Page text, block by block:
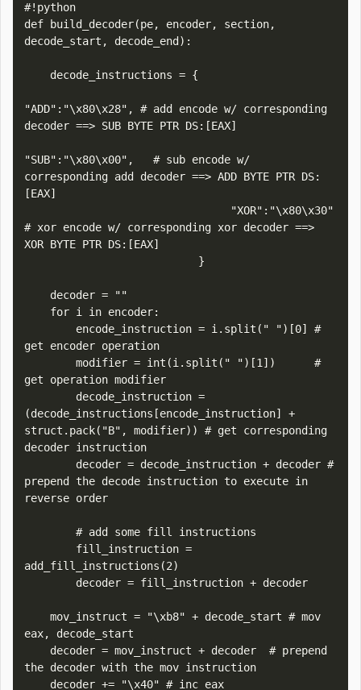
#!python
def build_decoder(pe, encoder, section,
decode_start, decode_end):
"ADD":"\x80\x28", # add encode w/ corresponding
decoder ==> SUB BYTE PTR DS:[EAX]
"SUB":"\x80\x00",   # sub encode w/
corresponding add decoder ==> ADD BYTE PTR DS:
[EAX]
# xor encode w/ corresponding xor decoder ==>
XOR BYTE PTR DS:[EAX]
get encoder operation
get operation modifier
(decode_instructions[encode_instruction] +
struct.pack("B", modifier)) # get corresponding
decoder instruction
prepend the decode instruction to execute in
reverse order
add_fill_instructions(2)
eax, decode_start
the decoder with the mov instruction